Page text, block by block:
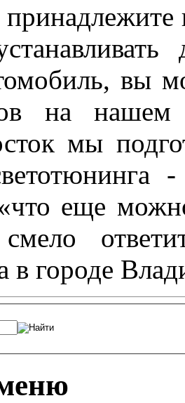
вы
на
мы
еще
в городе